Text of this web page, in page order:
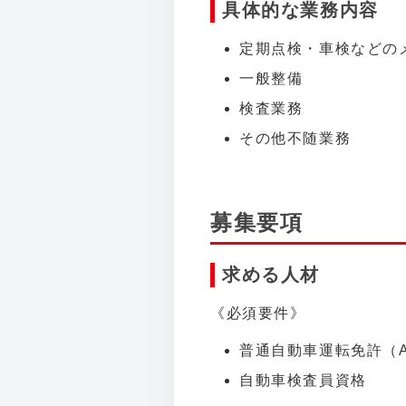
具体的な業務内容
定期点検・車検などの
一般整備
検査業務
その他不随業務
募集要項
求める人材
《必須要件》
普通自動車運転免許（
自動車検査員資格